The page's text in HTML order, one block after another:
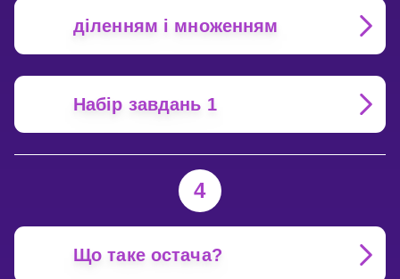
діленням і множенням
Набір завдань 1
4
Що таке остача?